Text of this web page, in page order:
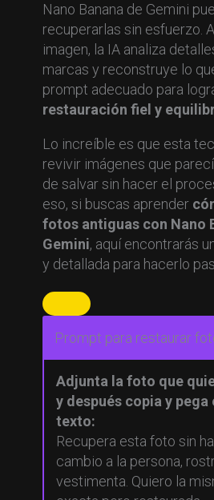
Nano Banana de Gemini
recuperarlas sin esfuerzo.
imagen, la IA analiza
marcas y reconstruye lo
prompt adecuado para
restauración fiel y
Lo increíble es que esta
revivir imágenes que
de salvar sin hacer el
eso, si buscas aprender
fotos antiguas con Nano
Gemini, aquí encontrarás
y detallada para hacerlo
Prompt para restaurar
Adjunta la foto que
y después copia y
texto:
Recupera esta foto sin
cambio a la persona,
vestimenta. Quiero la